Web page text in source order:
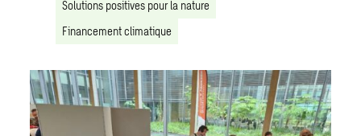
Solutions positives pour la nature
Financement climatique